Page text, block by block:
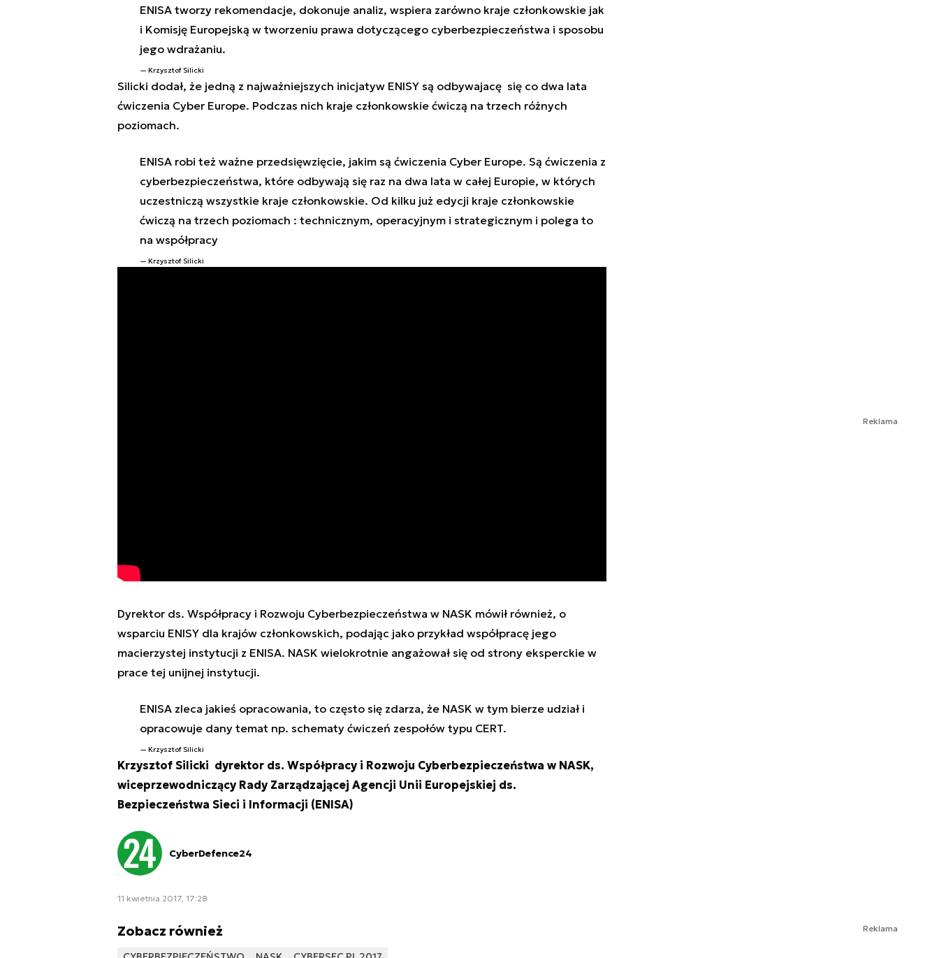
ENISA tworzy rekomendacje, dokonuje analiz, wspiera zarówno kraje członkowskie jak
i Komisję Europejską w tworzeniu prawa dotyczącego cyberbezpieczeństwa i sposobu
jego wdrażaniu.
Krzysztof Silicki
Silicki dodał, że jedną z najważniejszych inicjatyw ENISY są odbywajacę się co dwa lata
ćwiczenia Cyber Europe. Podczas nich kraje członkowskie ćwiczą na trzech różnych
poziomach.
ENISA robi też ważne przedsięwzięcie, jakim są ćwiczenia Cyber Europe. Są ćwiczenia z
cyberbezpieczeństwa, które odbywają się raz na dwa lata w całej Europie, w których
uczestniczą wszystkie kraje członkowskie. Od kilku już edycji kraje członkowskie
ćwiczą na trzech poziomach : technicznym, operacyjnym i strategicznym i polega to
na współpracy
Krzysztof Silicki
Dyrektor ds. Współpracy i Rozwoju Cyberbezpieczeństwa w NASK mówił również, o
wsparciu ENISY dla krajów członkowskich, podając jako przykład współpracę jego
macierzystej instytucji z ENISA. NASK wielokrotnie angażował się od strony eksperckie w
prace tej unijnej instytucji.
ENISA zleca jakieś opracowania, to często się zdarza, że NASK w tym bierze udział i
opracowuje dany temat np. schematy ćwiczeń zespołów typu CERT.
Krzysztof Silicki
Krzysztof Silicki dyrektor ds. Współpracy i Rozwoju Cyberbezpieczeństwa w NASK,
wiceprzewodniczący Rady Zarządzającej Agencji Unii Europejskiej ds.
Bezpieczeństwa Sieci i Informacji (ENISA)
CyberDefence24
11 kwietnia 2017, 17:28
Zobacz również
Reklama
Reklama